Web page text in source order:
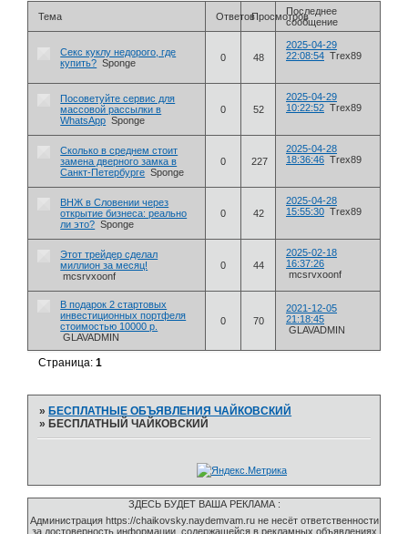
Тема ОтветовПросмотровПоследнее
сообщение
Секс куклу недорого, где
купить? Sponge 0 48
2025-04-29
22:08:54 Trex89
Посоветуйте сервис для
массовой рассылки в
WhatsApp Sponge
0 52
2025-04-29
10:22:52 Trex89
Сколько в среднем стоит
замена дверного замка в
Санкт-Петербурге Sponge
0 227
2025-04-28
18:36:46 Trex89
ВНЖ в Словении через
открытие бизнеса: реально
ли это? Sponge
0 42
2025-04-28
15:55:30 Trex89
Этот трейдер сделал
миллион за месяц!
mcsrvxoonf
0 44
2025-02-18
16:37:26
mcsrvxoonf
В подарок 2 стартовых
инвестиционных портфеля
стоимостью 10000 р.
GLAVADMIN
0 70
2021-12-05
21:18:45
GLAVADMIN
Страница:1
» БЕСПЛАТНЫЕ ОБЪЯВЛЕНИЯ ЧАЙКОВСКИЙ
» БЕСПЛАТНЫЙ ЧАЙКОВСКИЙ
ЗДЕСЬ БУДЕТ ВАША РЕКЛАМА :
Администрация https://chaikovsky.naydemvam.ru не несёт ответственности
за достоверность информации, содержащейся в рекламных объявлениях